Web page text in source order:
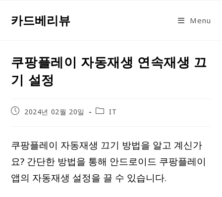
카드베리뷰 Menu
쿠팡플레이 자동재생 연속재생 끄
기 설정
Post2024년 02월 20일
PostIT
쿠팡플레이 자동재생 끄기 방법을 알고 계신가
요? 간단한 방법을 통해 안드로이드 쿠팡플레이
앱의 자동재생 설정을 끌 수 있습니다.